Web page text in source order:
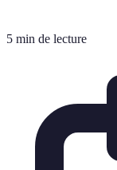
5 min de lecture